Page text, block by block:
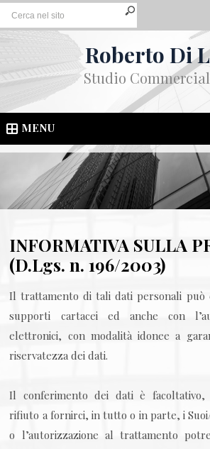
Roberto Di
Studio
MENU
INFORMATIVA SULLA
(D.Lgs. n. 196/2003)
Il trattamento di tali dati personali può
supporti cartacei ed anche con
elettronici, con modalità idonee a
riservatezza dei dati.
Il conferimento dei dati è facoltativo,
rifiuto a fornirci, in tutto o in parte, i
o l’autorizzazione al trattamento